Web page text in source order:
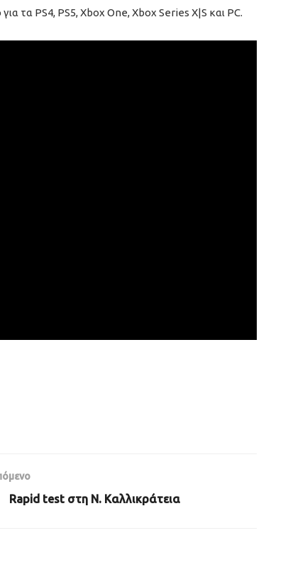
τα PS4, PS5, Xbox One, Xbox Series X|S και PC.
Rapid test στη Ν. Καλλικράτεια